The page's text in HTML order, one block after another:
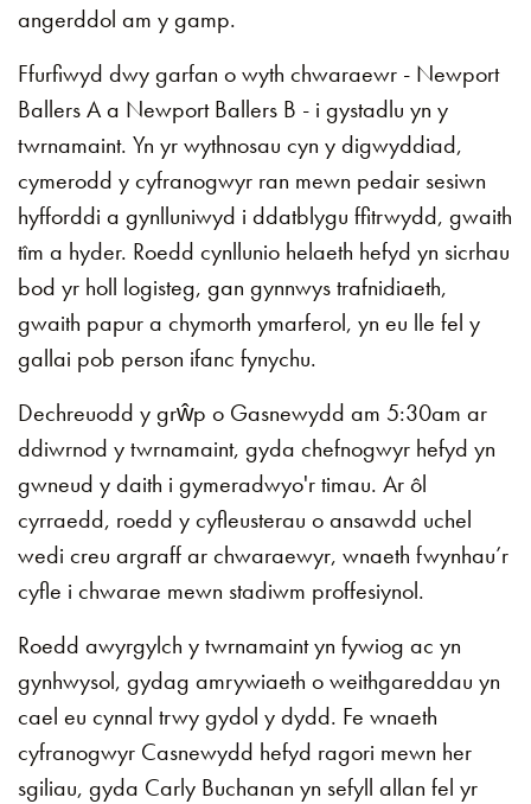
angerddol am y gamp.
Ffurfiwyd dwy garfan o wyth chwaraewr - Newport
Ballers A a Newport Ballers B - i gystadlu yn y
twrnamaint. Yn yr wythnosau cyn y digwyddiad,
cymerodd y cyfranogwyr ran mewn pedair sesiwn
hyfforddi a gynlluniwyd i ddatblygu ffitrwydd, gwaith
tîm a hyder. Roedd cynllunio helaeth hefyd yn sicrhau
bod yr holl logisteg, gan gynnwys trafnidiaeth,
gwaith papur a chymorth ymarferol, yn eu lle fel y
gallai pob person ifanc fynychu.
Dechreuodd y grŵp o Gasnewydd am 5:30am ar
ddiwrnod y twrnamaint, gyda chefnogwyr hefyd yn
gwneud y daith i gymeradwyo'r timau. Ar ôl
cyrraedd, roedd y cyfleusterau o ansawdd uchel
wedi creu argraff ar chwaraewyr, wnaeth fwynhau’r
cyfle i chwarae mewn stadiwm proffesiynol.
Roedd awyrgylch y twrnamaint yn fywiog ac yn
gynhwysol, gydag amrywiaeth o weithgareddau yn
cael eu cynnal trwy gydol y dydd. Fe wnaeth
cyfranogwyr Casnewydd hefyd ragori mewn her
sgiliau, gyda Carly Buchanan yn sefyll allan fel yr